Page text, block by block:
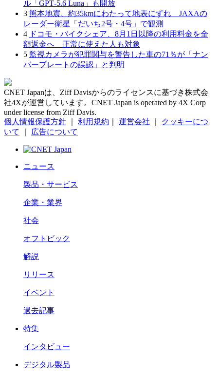
ル「GPT‑5.6 Luna」も開放
3 熊本地震、約35kmにわたって地表にずれ JAXAの
レーダー衛星「だいち2号・4号」で観測
4 ドコモ・バイクシェア、8月1日以降の利用料金を全
額返金へ 正常に使えた人も対象
5 監視カメラが犯罪関与を警告した車の71％が「ナン
バープレートの誤認」と判明
CNET Japanは、Ziff Davisからのライセンスに基づき株式会
社4Xが運営しています。CNET Japan is operated by 4X Corp
under license from Ziff Davis.
個人情報保護方針
利用規約 運営会社
クッキーにつ
いて
広告について
ニュース
製品・サービス
企業・業界
社会
オフトピック
解説
リリース
イベント
過去記事
特集
インタビュー
デジタル製品